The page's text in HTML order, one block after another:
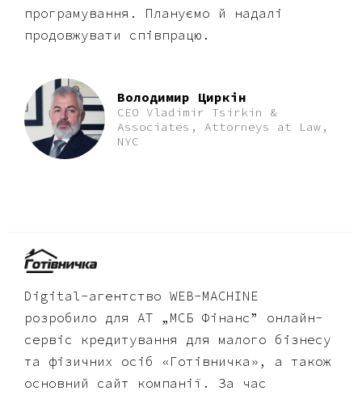
програмування. Плануємо й надалі
продовжувати співпрацю.
Володимир Циркін
CEO Vladimir Tsirkin &
Associates, Attorneys at Law,
NYC
Digital-агентство WEB-MACHINE
розробило для АТ „МСБ Фінанс” онлайн-
сервіс кредитування для малого бізнесу
та фізичних осіб «Готівничка», а також
основний сайт компанії. За час